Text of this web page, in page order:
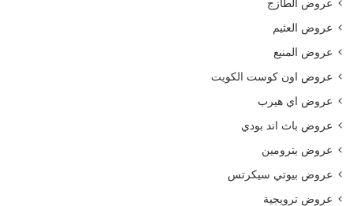
عروض الطازج
عروض العثيم
عروض المنيع
عروض اون كوست الكويت
عروض اي هيرب
عروض باث اند بودي
عروض بترومين
عروض بيوتي سيكرتس
عروض ترويجية